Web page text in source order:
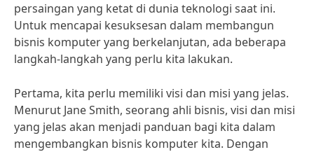
persaingan yang ketat di dunia teknologi saat ini.
Untuk mencapai kesuksesan dalam membangun
bisnis komputer yang berkelanjutan, ada beberapa
langkah-langkah yang perlu kita lakukan.
Pertama, kita perlu memiliki visi dan misi yang jelas.
Menurut Jane Smith, seorang ahli bisnis, visi dan misi
yang jelas akan menjadi panduan bagi kita dalam
mengembangkan bisnis komputer kita. Dengan